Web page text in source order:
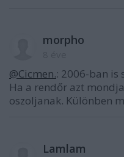
morpho
@Cicmen.: 2006-ban is
Ha a rendőr azt
oszoljanak. Különben
Lamlam